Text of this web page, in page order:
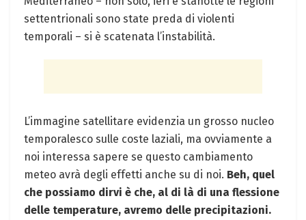
settentrionali sono state preda di violenti
temporali – si è scatenata l’instabilità.
L’immagine satellitare evidenzia un grosso nucleo
temporalesco sulle coste laziali, ma ovviamente a
noi interessa sapere se questo cambiamento
meteo avrà degli effetti anche su di noi. Beh, quel
che possiamo dirvi è che, al di là di una flessione
delle temperature, avremo delle precipitazioni.